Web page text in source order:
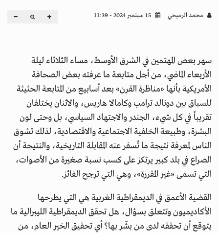
محمد الرميحي
سهر بعض المهتمين في الشرق الأوسط، مساء الثلاثاء ليلة
الأربعاء الماضي، من أجل متابعة ما عرفته بعض الصحافة
الأمريكية بأنها «مناظرة القرن» بعد أسابيع من المتابعة الحثيثة
للسباق بين دونالد ترامب وكامالا هاريس، والاثنان يختلفان
تقريباً في كل شيء، الجندر والاجتهاد السياسي، بل وحتى لون
البشرة، وطبيعة الخلفية الاجتماعية والاقتصادية، لذلك تشوق
الناس لمعرفة نتيجة ما تُسفر عنه المقابلة التاريخية، والنتيجة أن
الصراع في بلد كبير يرتكز على كسب نسبة صغيرة من الأصوات،
التي تسمى «غير المقررة»، وهي التي ترجح الفائز.
القضية الأعمق في الديمقراطية الغربية هي التي يطرحها
الأكاديميون وتتعلق بسؤال، هل تحقق الديمقراطية الليبرالية ما
يتوقع أن تحققه لدى من بشّر بها؟ أي تحقيق الخير العام، من